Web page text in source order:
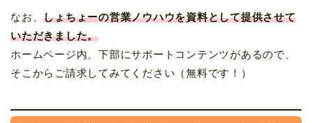
なお、しょちょーの営業ノウハウを資料として提供させて
いただきました。
ホームページ内、下部にサポートコンテンツがあるので、
そこからご請求してみてください（無料です！）